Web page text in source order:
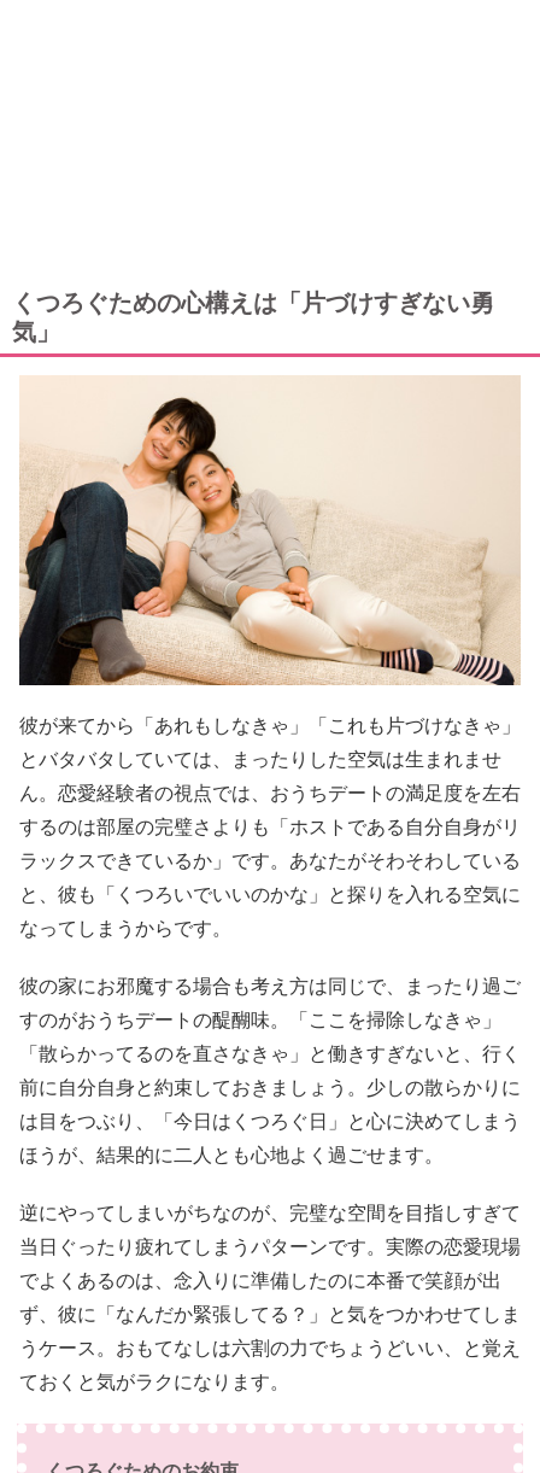
くつろぐための心構えは「片づけすぎない勇
気」
彼が来てから「あれもしなきゃ」「これも片づけなきゃ」
とバタバタしていては、まったりした空気は生まれませ
ん。恋愛経験者の視点では、おうちデートの満足度を左右
するのは部屋の完璧さよりも「ホストである自分自身がリ
ラックスできているか」です。あなたがそわそわしている
と、彼も「くつろいでいいのかな」と探りを入れる空気に
なってしまうからです。
彼の家にお邪魔する場合も考え方は同じで、まったり過ご
すのがおうちデートの醍醐味。「ここを掃除しなきゃ」
「散らかってるのを直さなきゃ」と働きすぎないと、行く
前に自分自身と約束しておきましょう。少しの散らかりに
は目をつぶり、「今日はくつろぐ日」と心に決めてしまう
ほうが、結果的に二人とも心地よく過ごせます。
逆にやってしまいがちなのが、完璧な空間を目指しすぎて
当日ぐったり疲れてしまうパターンです。実際の恋愛現場
でよくあるのは、念入りに準備したのに本番で笑顔が出
ず、彼に「なんだか緊張してる？」と気をつかわせてしま
うケース。おもてなしは六割の力でちょうどいい、と覚え
ておくと気がラクになります。